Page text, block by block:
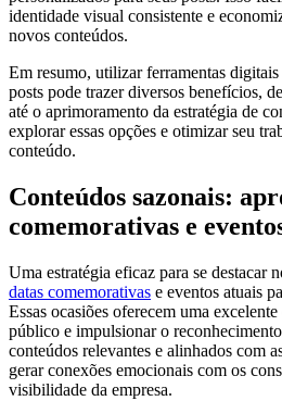
identidade visual consistente e
novos conteúdos.
Em resumo, utilizar ferramentas
posts pode trazer diversos benefícios,
até o aprimoramento da estratégia de
explorar essas opções e otimizar seu
conteúdo.
Conteúdos sazonais:
comemorativas e
Uma estratégia eficaz para se destacar
datas comemorativas e eventos atuais
Essas ocasiões oferecem uma
público e impulsionar o
conteúdos relevantes e alinhados com
gerar conexões emocionais com os
visibilidade da empresa.